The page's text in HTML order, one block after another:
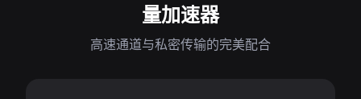
量加速器
高速通道与私密传输的完美配合